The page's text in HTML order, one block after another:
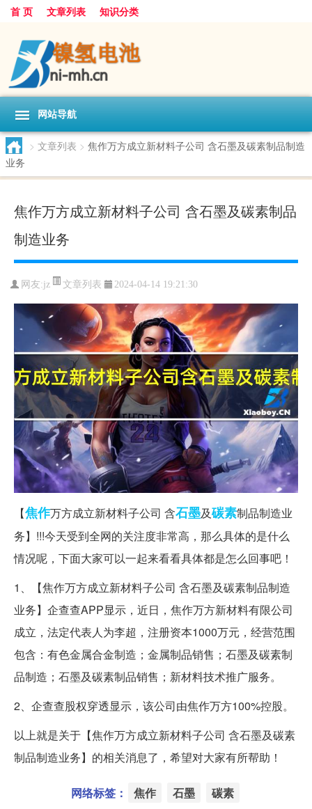
首 页 文章列表 知识分类
网站导航
> 文章列表 > 焦作万方成立新材料子公司 含石墨及碳素制品制造
业务
焦作万方成立新材料子公司 含石墨及碳素制品
制造业务
网友:jz 文章列表 2024-04-14 19:21:30
【焦作万方成立新材料子公司 含石墨及碳素制品制造业
务】!!!今天受到全网的关注度非常高，那么具体的是什么
情况呢，下面大家可以一起来看看具体都是怎么回事吧！
1、【焦作万方成立新材料子公司 含石墨及碳素制品制造
业务】企查查APP显示，近日，焦作万方新材料有限公司
成立，法定代表人为李超，注册资本1000万元，经营范围
包含：有色金属合金制造；金属制品销售；石墨及碳素制
品制造；石墨及碳素制品销售；新材料技术推广服务。
2、企查查股权穿透显示，该公司由焦作万方100%控股。
以上就是关于【焦作万方成立新材料子公司 含石墨及碳素
制品制造业务】的相关消息了，希望对大家有所帮助！
网络标签： 焦作 石墨 碳素